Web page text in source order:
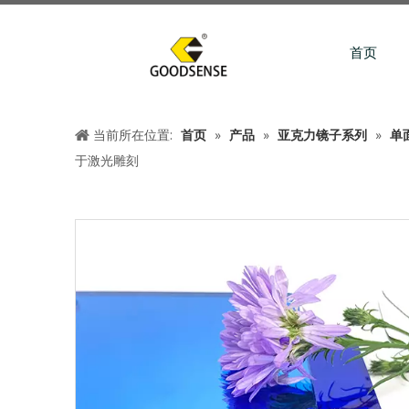
首页
当前所在位置: 首页 » 产品 » 亚克力镜子系列 » 单
于激光雕刻